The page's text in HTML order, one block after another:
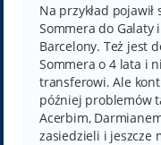
Na przykład
Sommera do Galaty
Barcelony. Też jest
Sommera o 4 lata i
transferowi. Ale
później problemów
Acerbim,
zasiedzieli i jeszcze